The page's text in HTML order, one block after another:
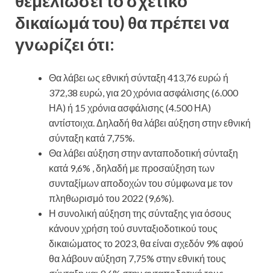
δικαίωμά του) θα πρέπει να
γνωρίζει ότι:
Θα λάβει ως εθνική σύνταξη 413,76 ευρώ ή
372,38 ευρώ, για 20 χρόνια ασφάλισης (6.000
ΗΑ) ή 15 χρόνια ασφάλισης (4.500 ΗΑ)
αντίστοιχα. Δηλαδή θα λάβει αύξηση στην εθνική
σύνταξη κατά 7,75%.
Θα λάβει αύξηση στην ανταποδοτική σύνταξη
κατά 9,6% , δηλαδή με προσαύξηση των
συνταξίμων αποδοχών του σύμφωνα με τον
πληθωρισμό του 2022 (9,6%).
Η συνολική αύξηση της σύνταξης για όσους
κάνουν χρήση τού συνταξιοδοτικού τους
δικαιώματος το 2023, θα είναι σχεδόν 9% αφού
θα λάβουν αύξηση 7,75% στην εθνική τους